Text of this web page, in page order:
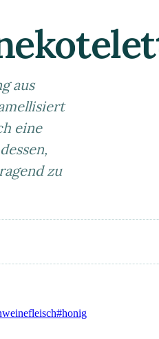
aus
eine
zu
#honig